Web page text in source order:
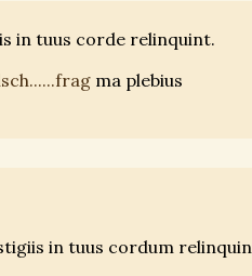
in tuus corde relinquint.
ma plebius
in tuus cordum